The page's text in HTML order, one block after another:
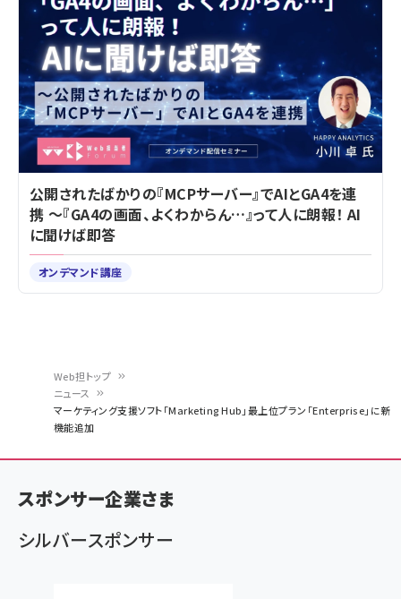
く
ず
Web担トップ
ニュース
マーケティング支援ソフト「Marketing Hub」最上位プラン「Enterprise」に新
機能追加
公開されたばかりの『MCPサーバー』でAIとGA4を連
携 ～『GA4の画面、よくわからん…』って人に朗報！ AI
に聞けば即答
オンデマンド講座
スポンサー企業さま
シルバースポンサー